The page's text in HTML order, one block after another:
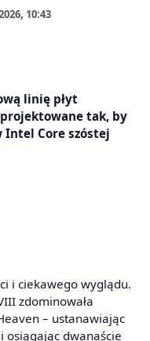
10:43
linię płyt
tak, by
Intel Core szóstej
i ciekawego wyglądu.
zdominowała
– ustanawiając
osiągając dwanaście